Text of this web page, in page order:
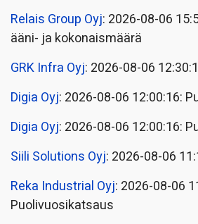
Relais Group Oyj: 2026-08-06
ääni- ja kokonaismäärä
GRK Infra Oyj: 2026-08-06
Digia Oyj: 2026-08-06 12:00:16:
Digia Oyj: 2026-08-06 12:00:16:
Siili Solutions Oyj: 2026-08-06
Reka Industrial Oyj: 2026-08-06
Puolivuosikatsaus